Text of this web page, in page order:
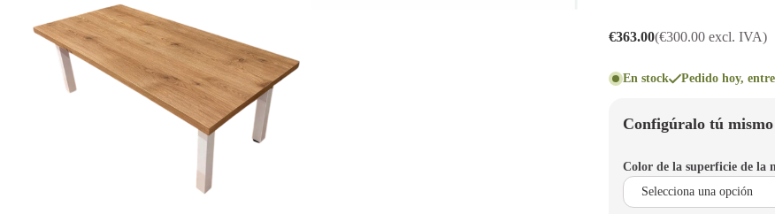
€363.00(€300.00 excl. IVA)
En stock Pedido hoy,
Configúralo tú mismo
Color de la superficie de la